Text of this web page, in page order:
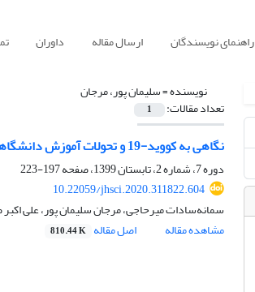
راهنمای نویسندگان ارسال مقاله داوران
نویسنده =سلیمان پور، مرجان
تعداد مقالات: 1
نگاهی به کووید-19 و تحولات آموزش دانشگاهی در جهان: مخاطرات و چشم‌اندازها
دوره 7، شماره 2، تابستان 1399، صفحه
197-223
10.22059/jhsci.2020.311822.604
سمانه‌سادات میرحاجی، مرجان سلیمان پور، علی
مشاهده مقاله
اصل مقاله 810.44 K